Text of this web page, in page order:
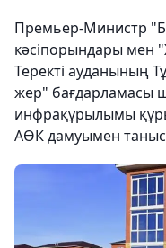
Премьер-Министр
кәсіпорындары мен
Теректі ауданының
жер" бағдарламасы
инфрақұрылымы
АӨК дамуымен